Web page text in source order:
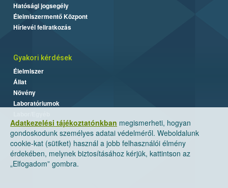
Adatkezelési tájékoztatónkban megismerheti, hogyan
gondoskodunk személyes adatai védelméről. Weboldalunk
cookie-kat (sütiket) használ a jobb felhasználói élmény
érdekében, melynek biztosításához kérjük, kattintson az
„Elfogadom” gombra.
Hatósági jogsegély
Élelmiszermentő Központ
Hírlevél feliratkozás
Gyakori kérdések
Élelmiszer
Állat
Növény
Laboratóriumok